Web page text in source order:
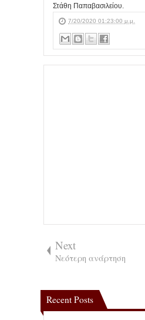
Στάθη Παπαβασιλείου.
7/20/2020 01:23:00 μ.μ.
Next
Νεότερη ανάρτηση
Recent Posts